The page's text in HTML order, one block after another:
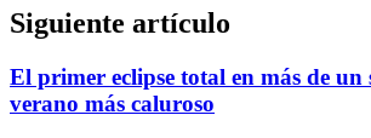
Siguiente artículo
El primer eclipse total en más de un
verano más caluroso